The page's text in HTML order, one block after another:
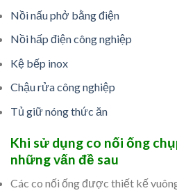
Nồi nấu phở bằng điện
Nồi hấp điện công nghiệp
Kệ bếp inox
Chậu rửa công nghiệp
Tủ giữ nóng thức ăn
Khi sử dụng co nối ống
những vấn đề sau
Các co nối ống được thiết kế